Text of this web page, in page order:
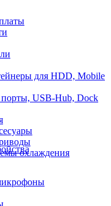
для HDD, Mobile
USB-Hub, Dock
охлаждения